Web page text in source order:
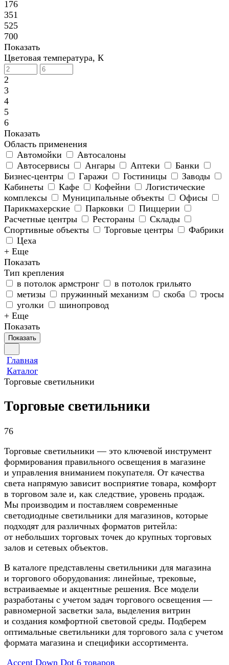
176
351
525
700
Показать
Цветовая температура, К
2
3
4
5
6
Показать
Область применения
Автомойки
Автосалоны
Автосервисы
Ангары Аптеки
Банки
Бизнес-центры
Гаражи Гостиницы
Заводы
Кабинеты
Кафе Кофейни
Логистические
комплексы
Муниципальные объекты
Офисы
Парикмахерские
Парковки
Пиццерии
Расчетные центры
Рестораны
Склады
Спортивные объекты
Торговые центры
Фабрики
Цеха
+ Еще
Показать
Тип крепления
в потолок армстронг
в потолок грильято
метизы
пружинный механизм скоба
тросы
уголки
шинопровод
+ Еще
Показать
Показать
Главная
Каталог
Торговые светильники
Торговые светильники
76
Торговые светильники — это ключевой инструмент
формирования правильного освещения в магазине
и управления вниманием покупателя. От качества
света напрямую зависит восприятие товара, комфорт
в торговом зале и, как следствие, уровень продаж.
Мы производим и поставляем современные
светодиодные светильники для магазинов, которые
подходят для различных форматов ритейла:
от небольших торговых точек до крупных торговых
залов и сетевых объектов.
В каталоге представлены светильники для магазина
и торгового оборудования: линейные, трековые,
встраиваемые и акцентные решения. Все модели
разработаны с учетом задач торгового освещения —
равномерной засветки зала, выделения витрин
и создания комфортной световой среды. Подберем
оптимальные светильники для торгового зала с учетом
формата магазина и специфики ассортимента.
Accent Down Dot 6 товаров